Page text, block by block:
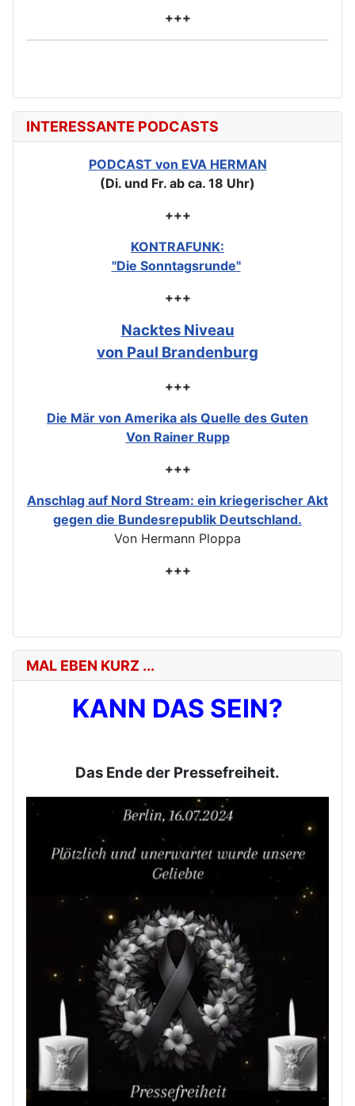
+++
INTERESSANTE PODCASTS
PODCAST von EVA HERMAN
(Di. und Fr. ab ca. 18 Uhr)
+++
KONTRAFUNK:
"Die Sonntagsrunde"
+++
Nacktes Niveau
von Paul Brandenburg
+++
Die Mär von Amerika als Quelle des Guten
Von Rainer Rupp
+++
Anschlag auf Nord Stream: ein kriegerischer Akt
gegen die Bundesrepublik Deutschland.
Von Hermann Ploppa
+++
MAL EBEN KURZ ...
KANN DAS SEIN?
Das Ende der Pressefreiheit.